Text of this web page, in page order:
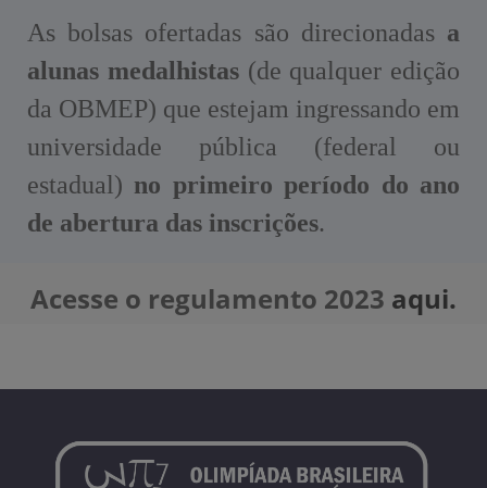
As bolsas ofertadas são direcionadas a
alunas medalhistas(de qualquer edição
da OBMEP) que estejam ingressando em
universidade pública (federal ou
estadual) no primeiro período do ano
de abertura das inscrições.
Acesse o regulamento 2023 aqui.